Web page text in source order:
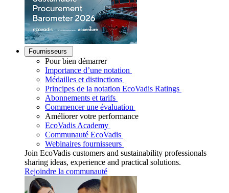
Fournisseurs
Pour bien démarrer
Importance d’une notation
Médailles et distinctions
Principes de la notation EcoVadis Ratings
Abonnements et tarifs
Commencer une évaluation
Améliorer votre performance
EcoVadis Academy
Communauté EcoVadis
Webinaires fournisseurs
Join EcoVadis customers and sustainability professionals
sharing ideas, experience and practical solutions.
Rejoindre la communauté